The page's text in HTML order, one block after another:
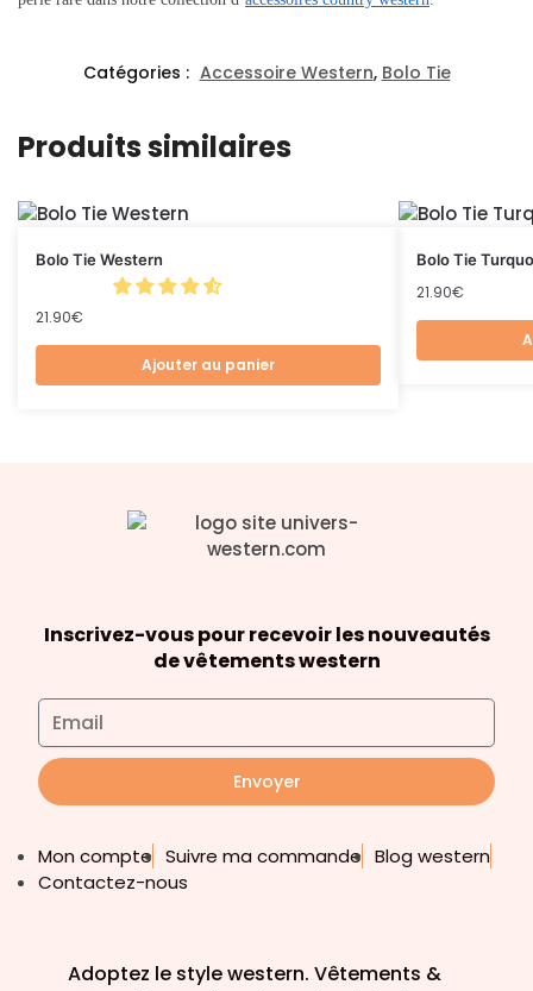
Catégories : Accessoire Western, Bolo Tie
Produits similaires
Bolo Tie Western
21.90€
Ajouter au panier
Bolo Tie
21.90€
Inscrivez-vous pour recevoir les nouveautés
de vêtements western
Envoyer
Mon compte Suivre ma commande Blog western
Contactez-nous
Adoptez le style western. Vêtements &